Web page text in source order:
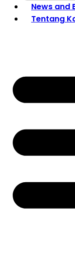
News and
Tentang